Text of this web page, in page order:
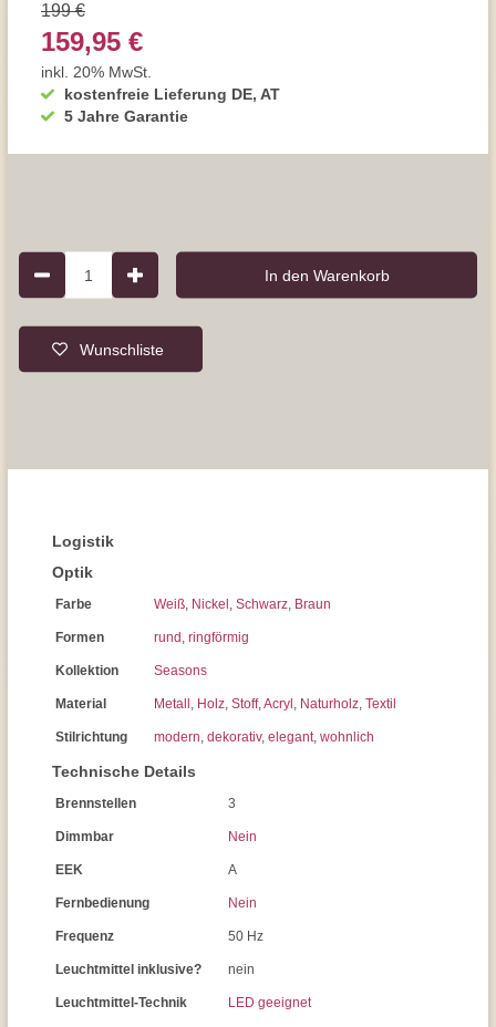
kostenfreie Lieferung DE, AT
5 Jahre Garantie
199 €
159,95 €
inkl. 20% MwSt.
1 In den Warenkorb
Wunschliste
Logistik
Optik
Farbe Weiß, Nickel , Schwarz, Braun
Formen rund , ringförmig
Kollektion Seasons
Material Metall , Holz, Stoff,Acryl , Naturholz, Textil
Stilrichtung modern, dekorativ, elegant, wohnlich
Technische Details
Brennstellen 3
Dimmbar Nein
EEK A
Fernbedienung Nein
Frequenz 50 Hz
Leuchtmittel inklusive? nein
Leuchtmittel-Technik LED geeignet